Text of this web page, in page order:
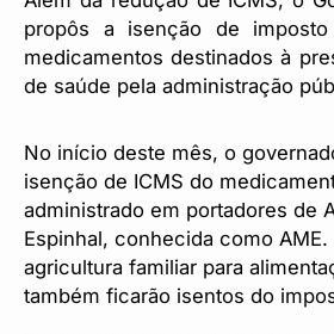
propôs a isenção de
medicamentos destinados à
de saúde pela administração
No início deste mês, o
isenção de ICMS do
administrado em portadores de
Espinhal, conhecida como
agricultura familiar para
também ficarão isentos do